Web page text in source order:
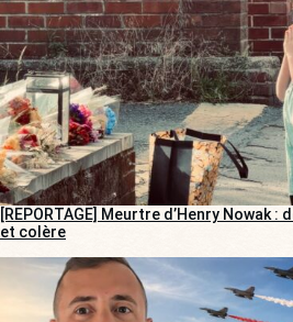
[REPORTAGE] Meurtre d’Henry Nowak
et colère